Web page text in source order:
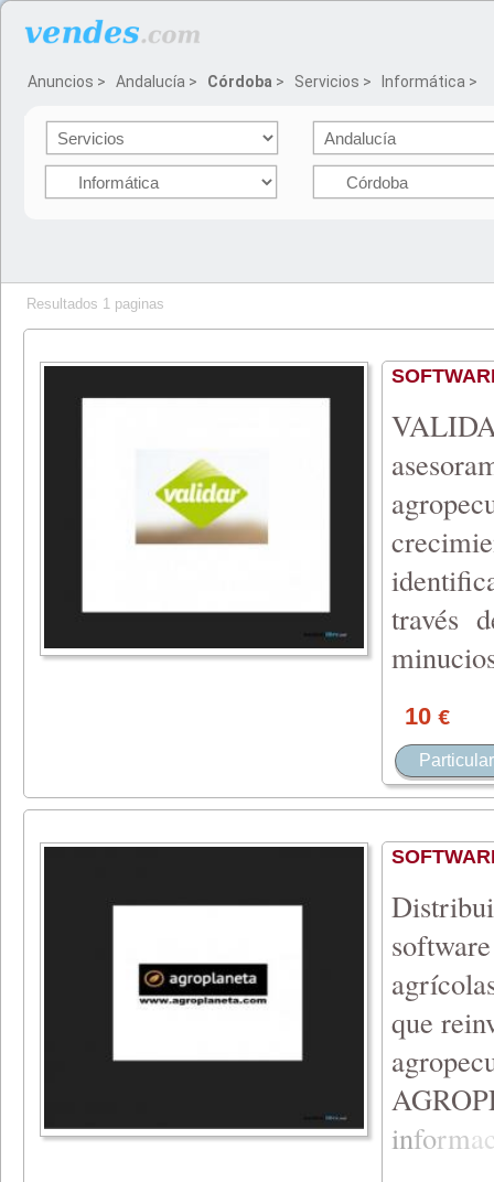
Anuncios > Andalucía > Córdoba > Servicios > Informática >
Resultados 1 paginas
través
10 €
Particular
que
inform